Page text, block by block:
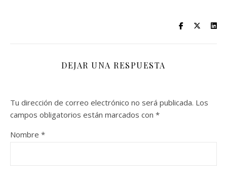
DEJAR UNA RESPUESTA
Tu dirección de correo electrónico no será publicada. Los
campos obligatorios están marcados con *
Nombre *